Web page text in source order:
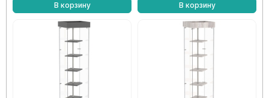
В корзину
В корзину